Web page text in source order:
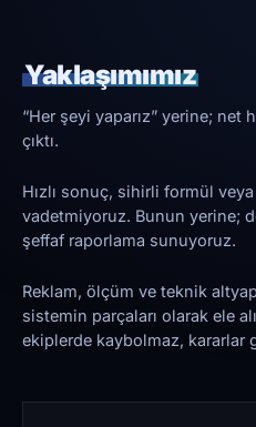
Yaklaşımımız
“Her şeyi yaparız” yerine;
çıktı.
Hızlı sonuç, sihirli formül
vadetmiyoruz. Bunun yerine;
şeffaf raporlama sunuyoruz.
Reklam, ölçüm ve teknik
sistemin parçaları olarak ele
ekiplerde kaybolmaz, kararlar